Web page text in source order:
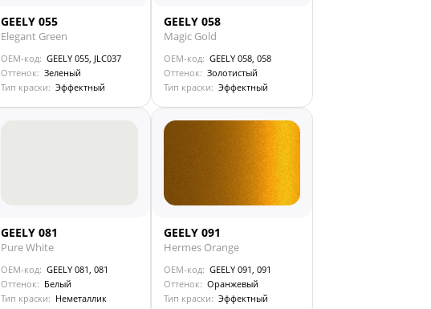
GEELY 055
Elegant Green
OEM-код: GEELY 055, JLC037
Оттенок: Зеленый
Тип краски: Эффектный
GEELY 058
Magic Gold
OEM-код: GEELY 058, 058
Оттенок: Золотистый
Тип краски: Эффектный
GEELY 081
Pure White
OEM-код: GEELY 081, 081
Оттенок: Белый
Тип краски: Неметаллик
GEELY 091
Hermes Orange
OEM-код: GEELY 091, 091
Оттенок: Оранжевый
Тип краски: Эффектный